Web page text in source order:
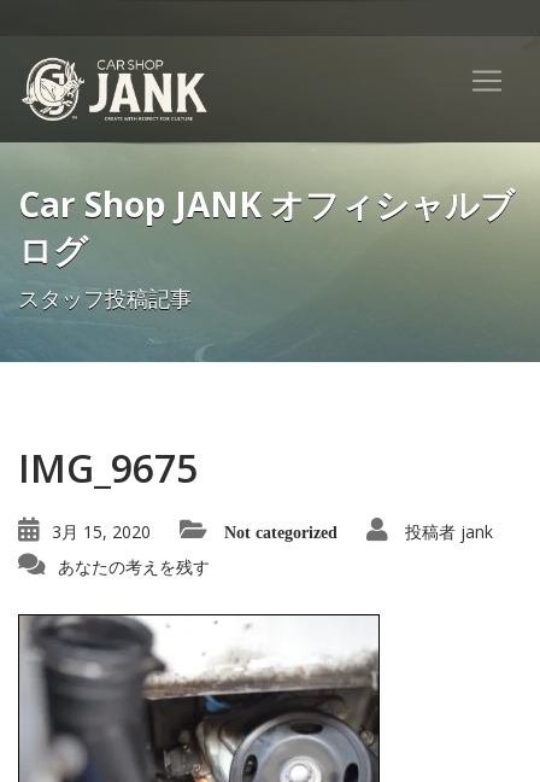
Car Shop JANK オフィシャルブ
ログ
スタッフ投稿記事
IMG_9675
3月 15, 2020 Not categorized 投稿者 jank
あなたの考えを残す